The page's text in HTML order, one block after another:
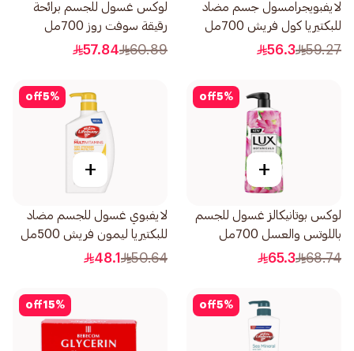
لايفبويجرامسول جسم مضاد
للبكتيريا كول فريش 700مل
59.27
56.3
لوكس غسول للجسم برائحة
رقيقة سوفت روز 700مل
60.89
57.84
5%
off
+
لوكس بوتانيكالز غسول للجسم
باللوتس والعسل 700مل
68.74
65.3
5%
off
+
لايفبوي غسول للجسم مضاد
للبكتيريا ليمون فريش 500مل
50.64
48.1
5%
off
15%
off